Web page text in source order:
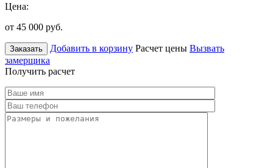
Цена:
от 45 000 руб.
Заказать Добавить в корзину Расчет цены Вызвать
замерщика
Получить расчет